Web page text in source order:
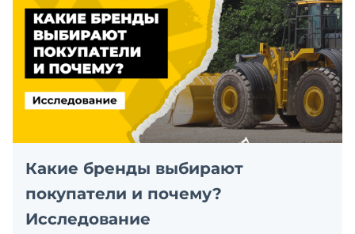
Какие бренды выбирают
покупатели и почему?
Исследование